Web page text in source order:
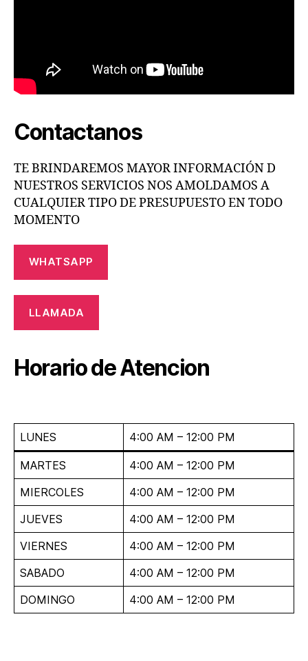
Contactanos
TE BRINDAREMOS MAYOR INFORMACIÓN D
NUESTROS SERVICIOS NOS AMOLDAMOS A
CUALQUIER TIPO DE PRESUPUESTO EN TODO
MOMENTO
WHATSAPP
LLAMADA
Horario de Atencion
LUNES 4:00 AM – 12:00 PM
MARTES
4:00 AM – 12:00 PM
MIERCOLES
4:00 AM – 12:00 PM
JUEVES
4:00 AM – 12:00 PM
VIERNES
4:00 AM – 12:00 PM
SABADO
4:00 AM – 12:00 PM
DOMINGO
4:00 AM – 12:00 PM